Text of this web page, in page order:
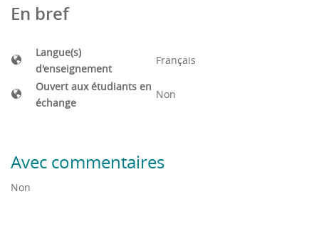
En bref
Langue(s)
d'enseignement
Français
Ouvert aux étudiants en
échange
Non
Avec commentaires
Non